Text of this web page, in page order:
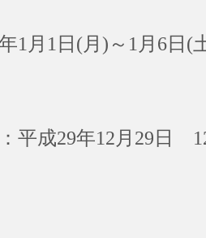
1月1日(月)～1月6日
平成29年12月29日